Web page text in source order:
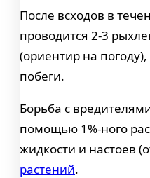
После всходов в
проводится 2-3
(ориентир на
побеги.
Борьба с
помощью 1%-ного
жидкости и настоев
растений.